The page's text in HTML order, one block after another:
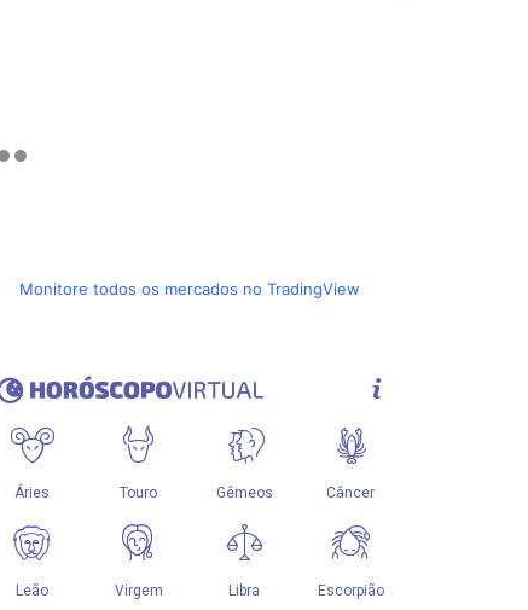
Monitore todos os mercados no TradingView